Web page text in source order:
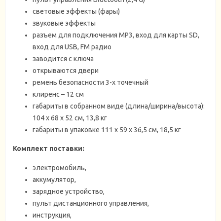
световые эффекты (фары)
звуковые эффекты
разъем для подключения MP3, вход для карты SD,
вход для USB, FM радио
заводится с ключа
открываются двери
ремень безопасности 3-х точечный
клиренс – 12 см
габариты в собранном виде (длина/ширина/высота):
104 х 68 х 52 см, 13,8 кг
габариты в упаковке 111 х 59 х 36,5 см, 18,5 кг
Комплект поставки:
электромобиль,
аккумулятор,
зарядное устройство,
пульт дистанционного управления,
инструкция,